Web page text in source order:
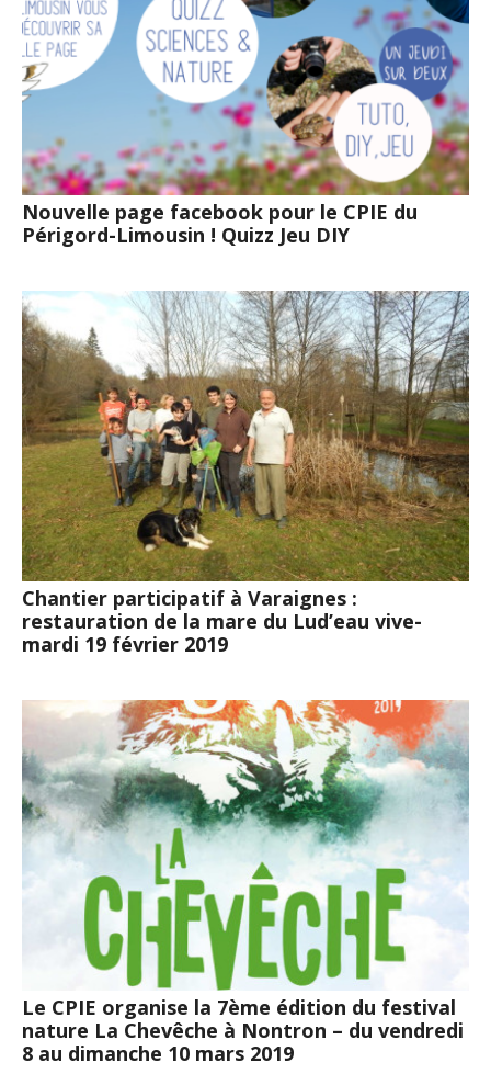
Nouvelle page facebook pour le CPIE du
Périgord-Limousin ! Quizz Jeu DIY
Chantier participatif à Varaignes :
restauration de la mare du Lud’eau vive-
mardi 19 février 2019
Le CPIE organise la 7ème édition du festival
nature La Chevêche à Nontron – du vendredi
8 au dimanche 10 mars 2019